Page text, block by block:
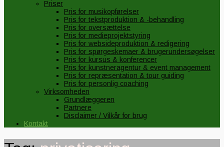
Priser
Pris for musikopførelser
Pris for tekstproduktion & -behandling
Pris for oversættelse
Pris for medieprojektstyring
Pris for websideproduktion & redigering
Pris for spørgeskemaer & brugerundersøgelser
Pris for kursus & konferencer
Pris for kunstneragentur & event management
Pris for repræsentation & tour guiding
Pris for personlig coaching
Virksomheden
Grundlæggeren
Partnere
Disclaimer / Vilkår for brug
Kontakt